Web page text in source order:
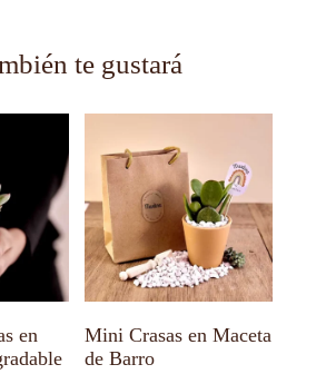
te gustará
en
Mini Crasas en Maceta
de Barro
tiene
múltiples
variantes.
Las
opciones
se
pueden
elegir
la
página